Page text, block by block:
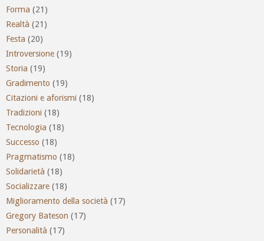
Forma (21)
Realtà (21)
Festa (20)
Introversione (19)
Storia (19)
Gradimento (19)
Citazioni e aforismi (18)
Tradizioni (18)
Tecnologia (18)
Successo (18)
Pragmatismo (18)
Solidarietà (18)
Socializzare (18)
Miglioramento della società (17)
Gregory Bateson (17)
Personalità (17)